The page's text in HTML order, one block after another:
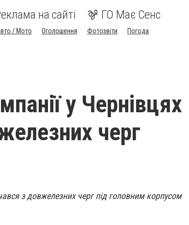
на сайті ГО Має Сенс
/ Мото Оголошення Фотозвіти
Погода
у Чернівцях
черг
з довжелезних черг під головним корпусом